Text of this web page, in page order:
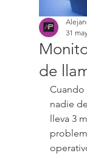
de
31
Cuando
nadie
lleva 3